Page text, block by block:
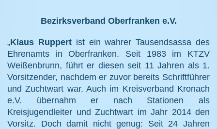
Bezirksverband Oberfranken e.V.
„Klaus Ruppertist ein wahrer Tausendsassa des
Ehrenamts in Oberfranken. Seit 1983 im KTZV
Weißenbrunn, führt er diesen seit 11 Jahren als 1.
Vorsitzender, nachdem er zuvor bereits Schriftführer
und Zuchtwart war. Auch im Kreisverband Kronach
e.V. übernahm er nach Stationen als
Kreisjugendleiter und Zuchtwart im Jahr 2014 den
Vorsitz. Doch damit nicht genug: Seit 24 Jahren